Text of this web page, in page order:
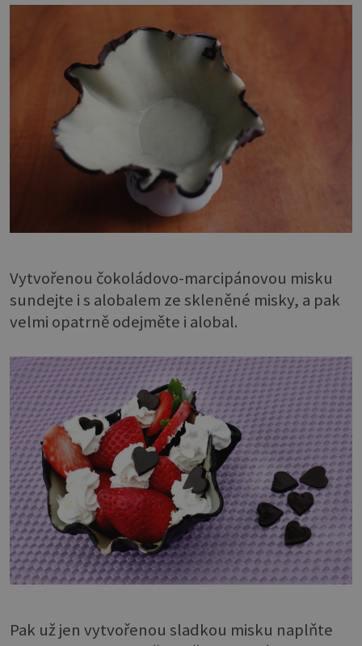
Vytvořenou čokoládovo-marcipánovou misku
sundejte i s alobalem ze skleněné misky, a pak
velmi opatrně odejměte i alobal.
Pak už jen vytvořenou sladkou misku naplňte